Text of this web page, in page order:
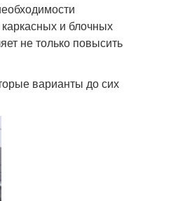
и блочных
не только повысить
варианты до сих